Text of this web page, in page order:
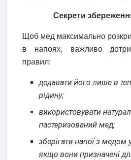
Секрети
Щоб мед максимально
в напоях, важливо
правил:
додавати його лише в
рідину;
використовувати
пастеризований мед;
зберігати напої з медом
якщо вони призначені